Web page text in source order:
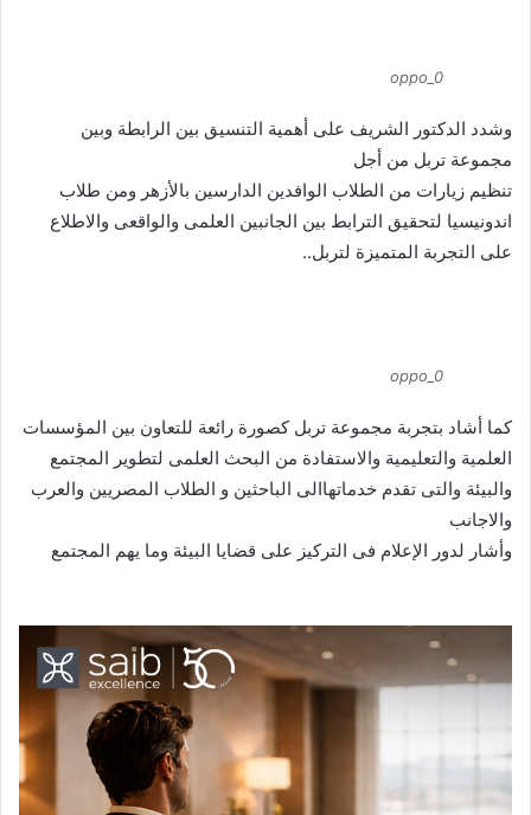
oppo_0
وشدد الدكتور الشريف على أهمية التنسيق بين الرابطة وبين
مجموعة تربل من أجل
تنظيم زيارات من الطلاب الوافدين الدارسين بالأزهر ومن طلاب
اندونيسيا لتحقيق الترابط بين الجانبين العلمى والواقعى والاطلاع
على التجربة المتميزة لتربل..
oppo_0
كما أشاد بتجربة مجموعة تربل كصورة رائعة للتعاون بين المؤسسات
العلمية والتعليمية والاستفادة من البحث العلمى لتطوير المجتمع
والبيئة والتى تقدم خدماتهاالى الباحثين و الطلاب المصريين والعرب
والاجانب
وأشار لدور الإعلام فى التركيز على قضايا البيئة وما يهم المجتمع